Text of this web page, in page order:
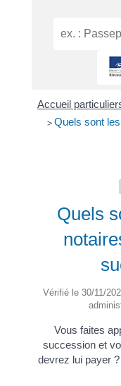
Accueil
> Quels sont
Quels
Vérifié le 30/11/
Vous faites
succession et
devrez lui payer